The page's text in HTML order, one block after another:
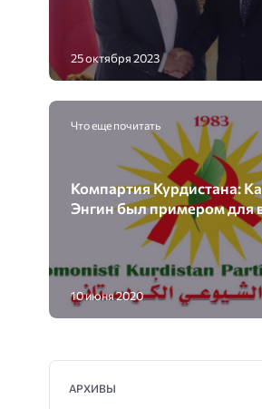
25 октября 2023
Что еще почитать
Компартия Курдистана:
Энгин был примером для
10 июня 2020
АРХИВЫ